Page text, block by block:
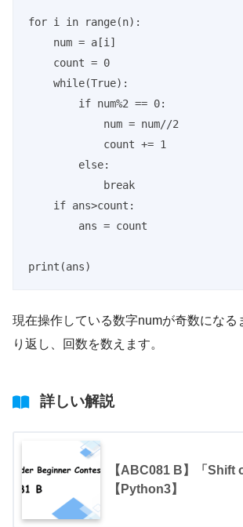
for i in range(n):
print(ans)
現在操作している数字numが奇数になる
り返し、回数を数えます。
詳しい解説
【ABC081 B】「Shift
【Python3】